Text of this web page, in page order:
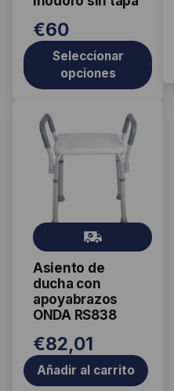
€60
Seleccionar
opciones
en
la
página
de
producto
Asiento de
ducha con
apoyabrazos
ONDA RS838
Gr
ati
s
€82,01
Añadir al carrito